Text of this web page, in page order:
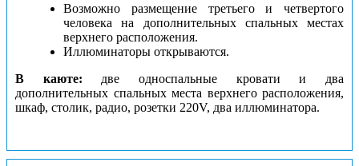
Возможно размещение третьего и четвертого
человека на дополнительных спальных местах
верхнего расположения.
Иллюминаторы открываются.
В каюте: две односпальные кровати и два
дополнительных спальных места верхнего расположения,
шкаф, столик, радио, розетки 220V, два иллюминатора.